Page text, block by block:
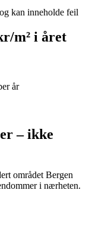
kan inneholde feil
m² i året
år
– ikke
området Bergen
i nærheten.